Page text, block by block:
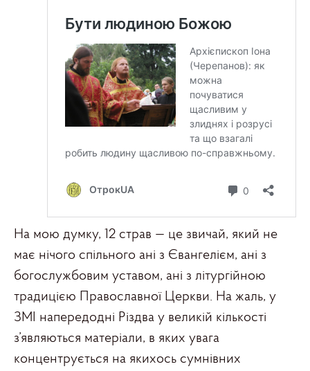
На мою думку, 12 страв — це звичай, який не
має нічого спільного ані з Євангелієм, ані з
богослужбовим уставом, ані з літургійною
традицією Православної Церкви. На жаль, у
ЗМІ напередодні Різдва у великій кількості
з’являються матеріали, в яких увага
концентрується на якихось сумнівних